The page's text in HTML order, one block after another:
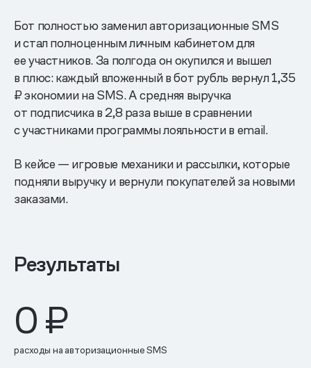
Бот полностью заменил авторизационные SMS
и стал полноценным личным кабинетом для
ее участников. За полгода он окупился и вышел
в плюс: каждый вложенный в бот рубль вернул 1,35
₽ экономии на SMS. А средняя выручка
от подписчика в 2,8 раза выше в сравнении
с участниками программы лояльности в email.
В кейсе — игровые механики и рассылки, которые
подняли выручку и вернули покупателей за новыми
заказами.
Результаты
0 ₽
расходы на авторизационные SMS